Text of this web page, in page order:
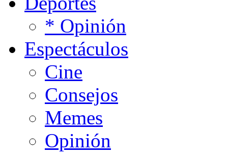
* Opinión
Espectáculos
Cine
Consejos
Memes
Opinión